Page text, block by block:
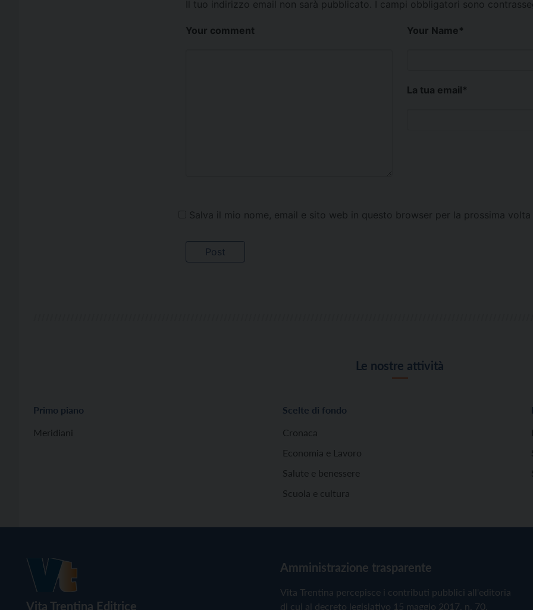
Il tuo indirizzo email non sarà pubblicato. I campi obbligatori sono
Your comment Your Name*
La tua email*
Salva il mio nome, email e sito web in questo browser per la prossima volta
Le nostre attività
Primo piano
Meridiani
Scelte di fondo
Cronaca
Economia e Lavoro
Salute e benessere
Scuola e cultura
Vita Trentina Editrice
Amministrazione trasparente
Vita Trentina percepisce i contributi pubblici all'editoria
di cui al decreto legislativo 15 maggio 2017, n. 70.